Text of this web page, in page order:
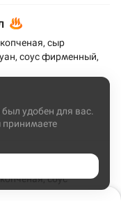
сыр
соус фирменный,
соус
удобен для вас.